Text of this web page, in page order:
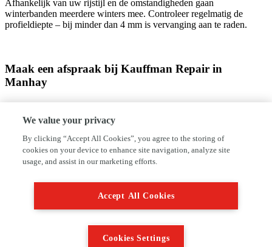
Afhankelijk van uw rijstijl en de omstandigheden gaan
winterbanden meerdere winters mee. Controleer regelmatig de
profieldiepte – bij minder dan 4 mm is vervanging aan te raden.
Maak een afspraak bij Kauffman Repair in
Manhay
Klaar om veilig de winter in te gaan? Neem vandaag nog contact op
met Kauffman Repair voor een afspraak. U vindt ons op Rue des
Boussines 42A, 6960. Bel naar 3286387937 of stuur een mailtje
naar garagekauffman.6960manhay@gmail.com om meteen uw
afspraak vast te leggen. Wij zorgen dat u zonder zorgen de weg op
kunt!
We value your privacy
By clicking “Accept All Cookies”, you agree to the storing of
cookies on your device to enhance site navigation, analyze site
usage, and assist in our marketing efforts.
Accept All Cookies
Cookies Settings